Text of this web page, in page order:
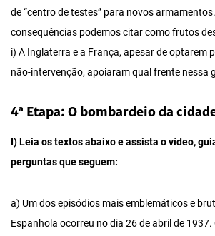
de “centro de testes” para novos
consequências podemos citar como frutos
i) A Inglaterra e a França, apesar de optarem
não-intervenção, apoiaram qual frente nessa
4ª Etapa: O bombardeio da
I) Leia os textos abaixo e assista o vídeo,
perguntas que seguem:
a) Um dos episódios mais emblemáticos e
Espanhola ocorreu no dia 26 de abril de 1937.